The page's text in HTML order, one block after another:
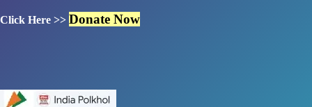
Click Here >> Donate Now